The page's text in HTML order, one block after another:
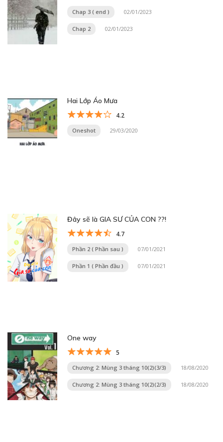
Chap 3 ( end ) 02/01/2023
Chap 2 02/01/2023
Hai Lớp Áo Mưa
4.2
Oneshot 29/03/2020
Đây sẽ là GIA SƯ CỦA CON ??!
4.7
Phần 2 ( Phần sau ) 07/01/2021
Phần 1 ( Phần đầu ) 07/01/2021
One way
5
Chương 2: Mùng 3 tháng 10(2)(3/3) 18/08/2020
Chương 2: Mùng 3 tháng 10(2)(2/3) 18/08/2020